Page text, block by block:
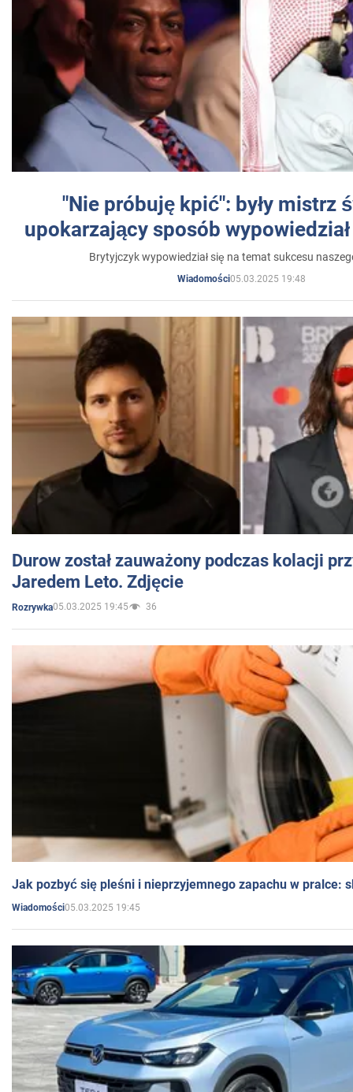
"Nie próbuję kpić": były mistrz
upokarzający sposób
Brytyjczyk wypowiedział się na temat sukcesu
Wiadomości05.03.2025 19:48
Durow został zauważony podczas kolacji
Jaredem Leto. Zdjęcie
Rozrywka05.03.2025 19:45 36
Jak pozbyć się pleśni i nieprzyjemnego zapachu w pralce:
Wiadomości05.03.2025 19:45